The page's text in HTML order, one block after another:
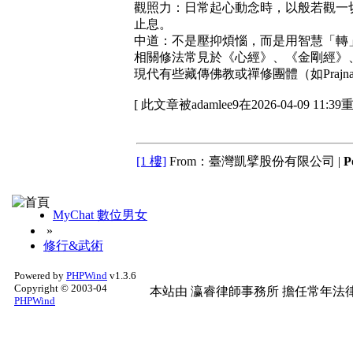
觀照力：日常起心動念時，以般若觀
止息。
中道：不是壓抑煩惱，而是用智慧「
相關修法常見於《心經》、《金剛經
現代有些藏傳佛教或禪修團體（如
[ 此文章被adamlee9在2026-04-09 11:39
[1 樓] From：臺灣凱擘股份有限公司 |
MyChat 數位男女
»
修行&武術
Powered by PHPWind v1.3.6
Copyright © 2003-04
PHPWind
本站由 瀛睿律師事務所 擔任常年法